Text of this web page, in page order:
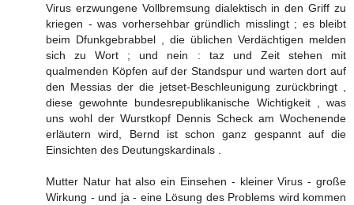
Virus erzwungene Vollbremsung dialektisch in den Griff zu
kriegen - was vorhersehbar gründlich misslingt ; es bleibt
beim Dfunkgebrabbel , die üblichen Verdächtigen melden
sich zu Wort ; und nein : taz und Zeit stehen mit
qualmenden Köpfen auf der Standspur und warten dort auf
den Messias der die jetset-Beschleunigung zurückbringt ,
diese gewohnte bundesrepublikanische Wichtigkeit , was
uns wohl der Wurstkopf Dennis Scheck am Wochenende
erläutern wird, Bernd ist schon ganz gespannt auf die
Einsichten des Deutungskardinals .
Mutter Natur hat also ein Einsehen - kleiner Virus - große
Wirkung - und ja - eine Lösung des Problems wird kommen